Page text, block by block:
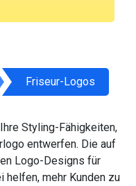
Friseur-Logos
Styling-Fähigkeiten,
entwerfen. Die auf
Logo-Designs für
helfen, mehr Kunden zu